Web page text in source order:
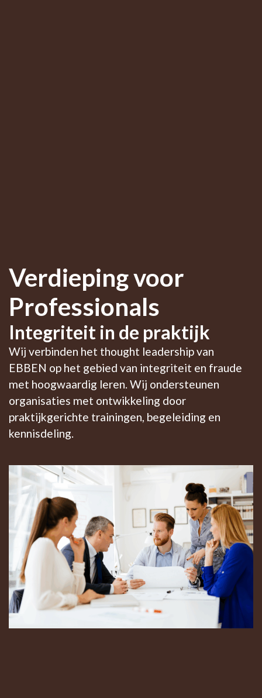
Verdieping voor
Professionals
Integriteit in de praktijk
Wij verbinden het thought leadership van
EBBEN op het gebied van integriteit en fraude
met hoogwaardig leren. Wij ondersteunen
organisaties met ontwikkeling door
praktijkgerichte trainingen, begeleiding en
kennisdeling.